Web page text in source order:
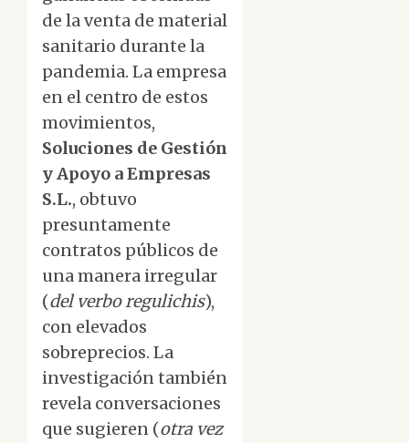
de la venta de material
sanitario durante la
pandemia. La empresa
en el centro de estos
movimientos,
Soluciones de Gestión
y Apoyo a Empresas
S.L., obtuvo
presuntamente
contratos públicos de
una manera irregular
(del verbo regulichis),
con elevados
sobreprecios. La
investigación también
revela conversaciones
que sugieren (otra vez